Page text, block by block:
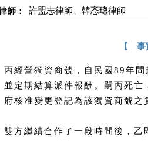
師： 許盟志律師、韓忞
【 事
丙經營獨資商號，自民國89年間
並定期結算派件報酬。嗣丙死
府核准變更登記為該獨資商號之
雙方繼續合作了一段時間後，